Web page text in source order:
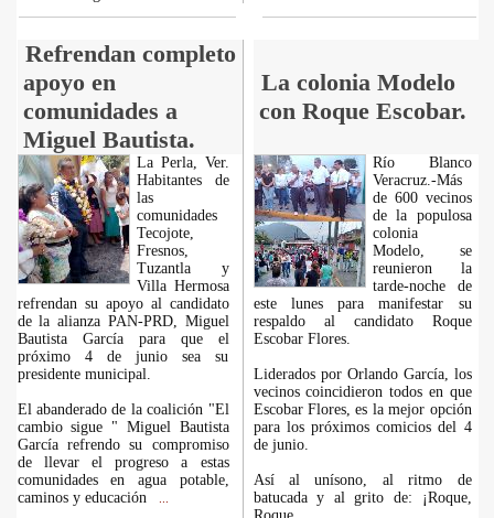
Refrendan completo
apoyo en
comunidades a
Miguel Bautista.
La colonia Modelo
con Roque Escobar.
La Perla, Ver.
Habitantes de
las
comunidades
Tecojote,
Fresnos,
Tuzantla y
Villa Hermosa
refrendan su apoyo al candidato
de la alianza PAN-PRD, Miguel
Bautista García para que el
próximo 4 de junio sea su
presidente municipal.
El abanderado de la coalición "El
cambio sigue " Miguel Bautista
García refrendo su compromiso
de llevar el progreso a estas
comunidades en agua potable,
caminos y educación
Río Blanco
Veracruz.-Más
de 600 vecinos
de la populosa
colonia
Modelo, se
reunieron la
tarde-noche de
este lunes para manifestar su
respaldo al candidato Roque
Escobar Flores.
Liderados por Orlando García, los
vecinos coincidieron todos en que
Escobar Flores, es la mejor opción
para los próximos comicios del 4
de junio.
Así al unísono, al ritmo de
batucada y al grito de: ¡Roque,